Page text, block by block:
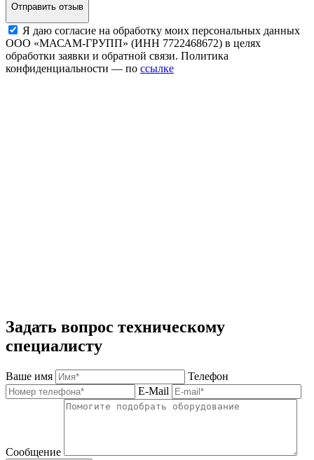
Отправить отзыв
Я даю согласие на обработку моих персональных данных
ООО «МАСАМ-ГРУПП» (ИНН 7722468672) в целях
обработки заявки и обратной связи. Политика
конфиденциальности — по ссылке
Задать вопрос техническому
специалисту
Ваше имя
Телефон
E-Mail
Сообщение